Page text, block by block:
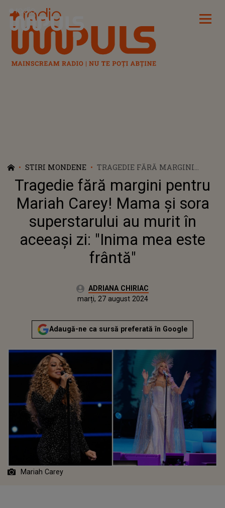
Radio Impuls
STIRI MONDENE
TRAGEDIE FĂRĂ MARGINI
PENTRU MARIAH CAREY!
MAMA ȘI SORA
SUPERSTARULUI AU MURIT ÎN
ACEEAȘI ZI: "INIMA MEA ESTE
FRÂNTĂ"
Tragedie fără margini pentru
Mariah Carey! Mama și sora
superstarului au murit în
aceeași zi: "Inima mea este
frântă"
Autor:ADRIANA CHIRIAC
marți, 27 august 2024Actualizat:
marți, 27 august 2024
Adaugă-ne ca sursă preferată în Google
Mariah Carey